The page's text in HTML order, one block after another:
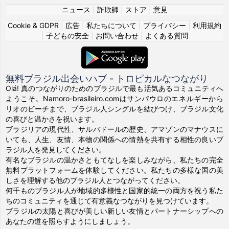
ニュース 詐欺師 ストア
意見
Cookie & GDPR
広告 私たちについて プライバシー
利用規約
子どもの安全| お問い合わせ| よくある質問
無料ブラジル出会いハブ - トロピカルなつながり
Olá! 真のつながりのためのブラジルで最も活気あるコミュニティへ
ようこそ。Namoro-brasileiro.comはサンパウロのエネルギーから
リオのビーチまで、ブラジル人シングルを結びつけ、ブラジル文化
の喜びと温かさを祝います。
ブラジリアの現代性、サルバドールの歴史、アマゾンのマナウスに
いても、人生、友情、本物の関係への情熱を共有する相性の良いブ
ラジル人を発見してください。
有名なブラジルの温かさともてなしを楽しみながら、私たちの完全
無料プラットフォームを体験してください。私たちの多様な国の美
しさを理解する他のブラジル人とつながってください。
何千ものブラジル人が地域的多様性と国家的統一の両方を祝う私た
ちのコミュニティを通じて有意義なつながりを見つけています。
ブラジルの太陽と喜びが美しい新しい友情とパートナーシップへの
あなたの道を照らすようにしましょう。